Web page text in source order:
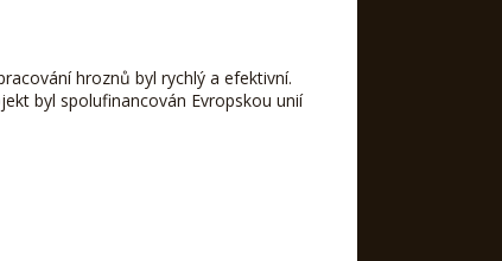
hroznů byl rychlý a efektivní.
byl spolufinancován Evropskou unií